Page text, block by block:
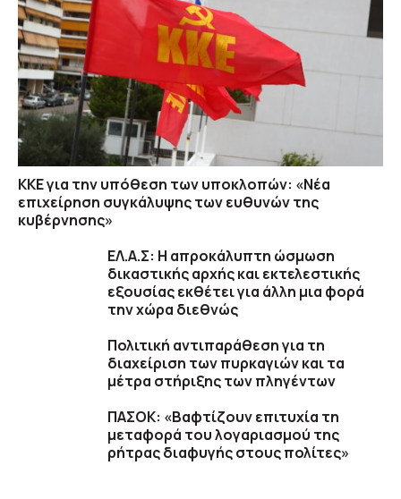
ΚΚΕ για την υπόθεση των υποκλοπών: «Νέα
επιχείρηση συγκάλυψης των ευθυνών της
κυβέρνησης»
ΕΛ.Α.Σ: Η απροκάλυπτη ώσμωση
δικαστικής αρχής και εκτελεστικής
εξουσίας εκθέτει για άλλη μια φορά
την χώρα διεθνώς
Πολιτική αντιπαράθεση για τη
διαχείριση των πυρκαγιών και τα
μέτρα στήριξης των πληγέντων
ΠΑΣΟΚ: «Βαφτίζουν επιτυχία τη
μεταφορά του λογαριασμού της
ρήτρας διαφυγής στους πολίτες»